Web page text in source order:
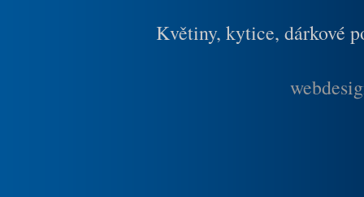
Květiny, kytice, dárkové